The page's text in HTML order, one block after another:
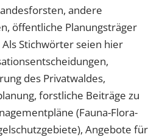
andere
öffentliche Planungsträger
Stichwörter seien hier
des Privatwaldes,
forstliche Beiträge zu
(Fauna-Flora-
Angebote für